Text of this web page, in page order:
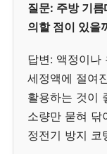
질문: 주방 기
의할 점이 있을
답변: 액정이나
세정액에 절여
활용하는 것이
소량만 묻혀 닦
정전기 방지 코